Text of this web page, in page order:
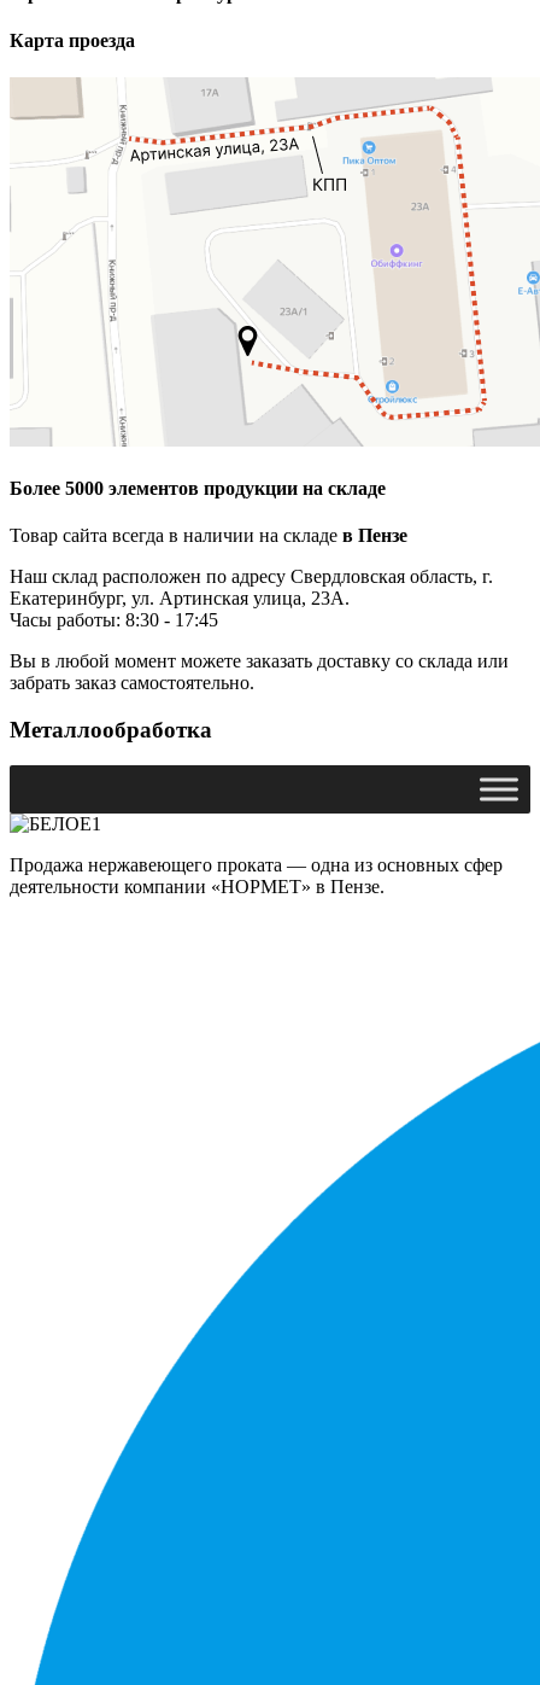
Карта проезда
Более 5000 элементов продукции на складе
Товар сайта всегда в наличии на складе в Пензе
Наш склад расположен по адресу Свердловская область, г.
Екатеринбург, ул. Артинская улица, 23А.
Часы работы: 8:30 - 17:45
Вы в любой момент можете заказать доставку со склада или
забрать заказ самостоятельно.
Металлообработка
Продажа нержавеющего проката — одна из основных сфер
деятельности компании «НОРМЕТ» в Пензе.